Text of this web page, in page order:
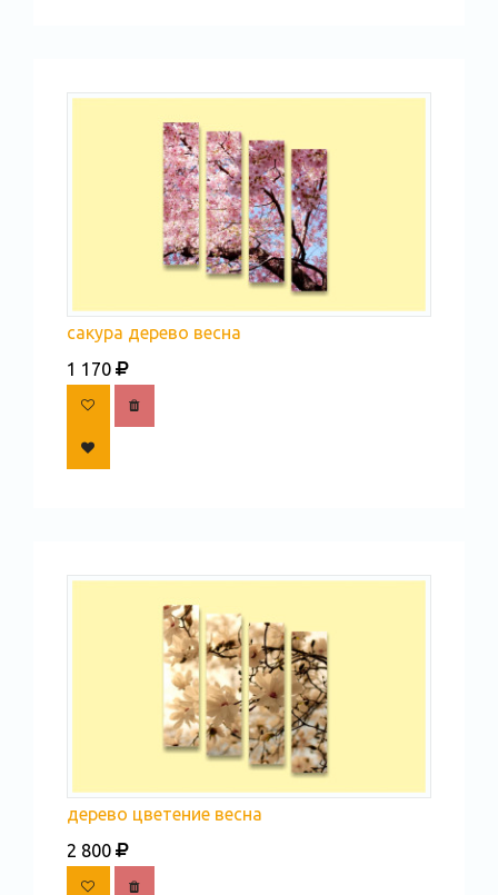
сакура дерево весна
1 170
дерево цветение весна
2 800